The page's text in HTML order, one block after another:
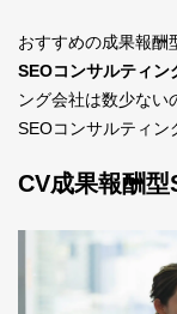
おすすめの成果報酬
SEOコンサルティン
ング会社は数少ない
SEOコンサルティン
CV成果報酬型